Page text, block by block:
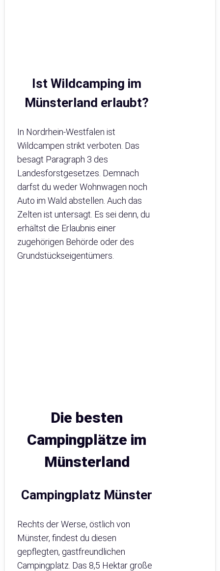
Ist Wildcamping im
Münsterland erlaubt?
In Nordrhein-Westfalen ist
Wildcampen strikt verboten. Das
besagt Paragraph 3 des
Landesforstgesetzes. Demnach
darfst du weder Wohnwagen noch
Auto im Wald abstellen. Auch das
Zelten ist untersagt. Es sei denn, du
erhältst die Erlaubnis einer
zugehörigen Behörde oder des
Grundstückseigentümers.
Die besten
Campingplätze im
Münsterland
Campingplatz Münster
Rechts der Werse, östlich von
Münster, findest du diesen
gepflegten, gastfreundlichen
Campingplatz. Das 8,5 Hektar große